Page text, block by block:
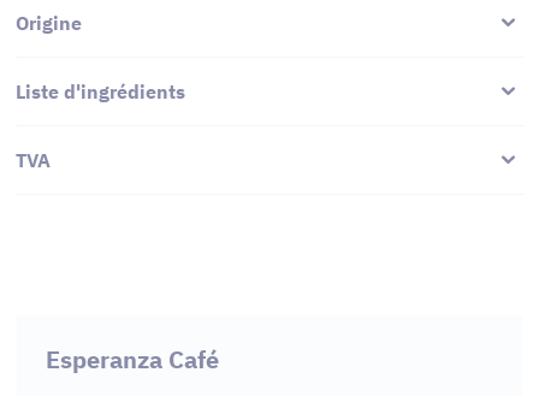
Origine
Liste d'ingrédients
TVA
Esperanza Café